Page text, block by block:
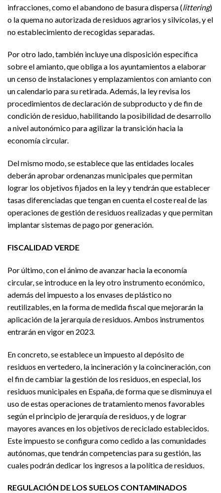
infracciones, como el abandono de basura dispersa (littering)
o la quema no autorizada de residuos agrarios y silvícolas, y el
no establecimiento de recogidas separadas.
Por otro lado, también incluye una disposición específica
sobre el amianto, que obliga a los ayuntamientos a elaborar
un censo de instalaciones y emplazamientos con amianto con
un calendario para su retirada. Además, la ley revisa los
procedimientos de declaración de subproducto y de fin de
condición de residuo, habilitando la posibilidad de desarrollo
a nivel autonómico para agilizar la transición hacia la
economía circular.
Del mismo modo, se establece que las entidades locales
deberán aprobar ordenanzas municipales que permitan
lograr los objetivos fijados en la ley y tendrán que establecer
tasas diferenciadas que tengan en cuenta el coste real de las
operaciones de gestión de residuos realizadas y que permitan
implantar sistemas de pago por generación.
FISCALIDAD VERDE
Por último, con el ánimo de avanzar hacia la economía
circular, se introduce en la ley otro instrumento económico,
además del impuesto a los envases de plástico no
reutilizables, en la forma de medida fiscal que mejorarán la
aplicación de la jerarquía de residuos. Ambos instrumentos
entrarán en vigor en 2023.
En concreto, se establece un impuesto al depósito de
residuos en vertedero, la incineración y la coincineración, con
el fin de cambiar la gestión de los residuos, en especial, los
residuos municipales en España, de forma que se disminuya el
uso de estas operaciones de tratamiento menos favorables
según el principio de jerarquía de residuos, y de lograr
mayores avances en los objetivos de reciclado establecidos.
Este impuesto se configura como cedido a las comunidades
autónomas, que tendrán competencias para su gestión, las
cuales podrán dedicar los ingresos a la política de residuos.
REGULACIÓN DE LOS SUELOS CONTAMINADOS